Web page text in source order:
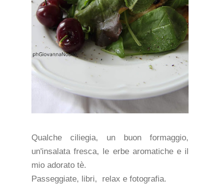
Qualche ciliegia, un buon formaggio,
un'insalata fresca, le erbe aromatiche e il
mio adorato tè.
Passeggiate, libri, relax e fotografia.